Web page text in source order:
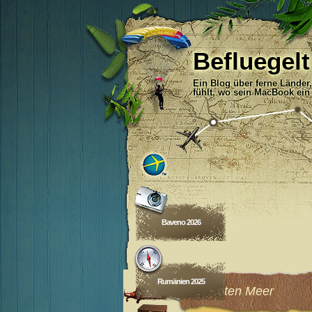
Befluegelt
Ein Blog über ferne
fühlt, wo sein MacBook ein
Baveno 2026
Rumänien 2025
Am Roten Meer